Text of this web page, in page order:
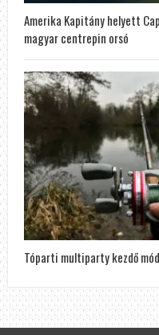
Amerika Kapitány helyett
magyar centrepin orsó
Tóparti multiparty kezdő